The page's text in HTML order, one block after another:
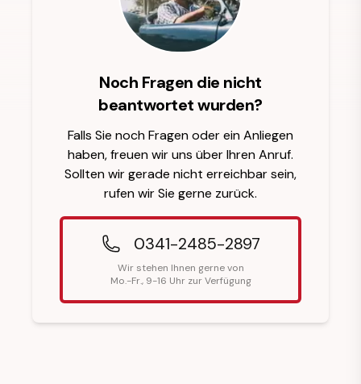
Noch Fragen die nicht
beantwortet wurden?
Falls Sie noch Fragen oder ein Anliegen
haben, freuen wir uns über Ihren Anruf.
Sollten wir gerade nicht erreichbar sein,
rufen wir Sie gerne zurück.
0341-2485-2897
Wir stehen Ihnen gerne von
Mo.-Fr., 9-16 Uhr zur Verfügung